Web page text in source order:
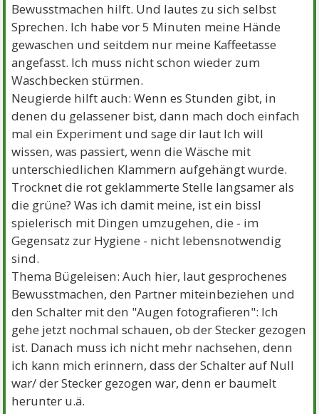
Bewusstmachen hilft. Und lautes zu sich selbst
Sprechen. Ich habe vor 5 Minuten meine Hände
gewaschen und seitdem nur meine Kaffeetasse
angefasst. Ich muss nicht schon wieder zum
Waschbecken stürmen.
Neugierde hilft auch: Wenn es Stunden gibt, in
denen du gelassener bist, dann mach doch einfach
mal ein Experiment und sage dir laut Ich will
wissen, was passiert, wenn die Wäsche mit
unterschiedlichen Klammern aufgehängt wurde.
Trocknet die rot geklammerte Stelle langsamer als
die grüne? Was ich damit meine, ist ein bissl
spielerisch mit Dingen umzugehen, die - im
Gegensatz zur Hygiene - nicht lebensnotwendig
sind.
Thema Bügeleisen: Auch hier, laut gesprochenes
Bewusstmachen, den Partner miteinbeziehen und
den Schalter mit den "Augen fotografieren": Ich
gehe jetzt nochmal schauen, ob der Stecker gezogen
ist. Danach muss ich nicht mehr nachsehen, denn
ich kann mich erinnern, dass der Schalter auf Null
war/ der Stecker gezogen war, denn er baumelt
herunter u.ä.